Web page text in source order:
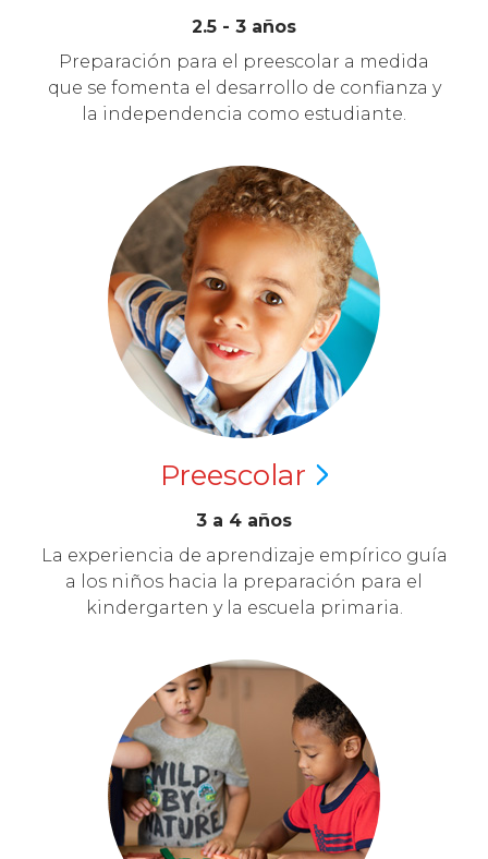
2.5 - 3 años
Preparación para el preescolar a medida
que se fomenta el desarrollo de confianza y
la independencia como estudiante.
Preescolar
3 a 4 años
La experiencia de aprendizaje empírico guía
a los niños hacia la preparación para el
kindergarten y la escuela primaria.